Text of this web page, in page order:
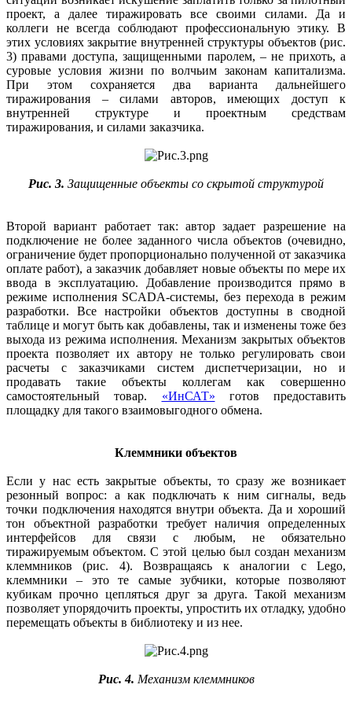
проект, а далее тиражировать все своими силами. Да и
коллеги не всегда соблюдают профессиональную этику. В
этих условиях закрытие внутренней структуры объектов (рис.
3) правами доступа, защищенными паролем, – не прихоть, а
суровые условия жизни по волчьим законам капитализма.
При этом сохраняется два варианта дальнейшего
тиражирования – силами авторов, имеющих доступ к
внутренней структуре и проектным средствам
тиражирования, и силами заказчика.
Рис. 3. Защищенные объекты со скрытой структурой
Второй вариант работает так: автор задает разрешение на
подключение не более заданного числа объектов (очевидно,
ограничение будет пропорционально полученной от заказчика
оплате работ), а заказчик добавляет новые объекты по мере их
ввода в эксплуатацию. Добавление производится прямо в
режиме исполнения SCADA-системы, без перехода в режим
разработки. Все настройки объектов доступны в сводной
таблице и могут быть как добавлены, так и изменены тоже без
выхода из режима исполнения. Механизм закрытых объектов
проекта позволяет их автору не только регулировать свои
расчеты с заказчиками систем диспетчеризации, но и
продавать такие объекты коллегам как совершенно
самостоятельный товар. «ИнСАТ» готов предоставить
площадку для такого взаимовыгодного обмена.
Клеммники объектов
Если у нас есть закрытые объекты, то сразу же возникает
резонный вопрос: а как подключать к ним сигналы, ведь
точки подключения находятся внутри объекта. Да и хороший
тон объектной разработки требует наличия определенных
интерфейсов для связи с любым, не обязательно
тиражируемым объектом. С этой целью был создан механизм
клеммников (рис. 4). Возвращаясь к аналогии с Lego,
клеммники – это те самые зубчики, которые позволяют
кубикам прочно цепляться друг за друга. Такой механизм
позволяет упорядочить проекты, упростить их отладку, удобно
перемещать объекты в библиотеку и из нее.
Рис. 4. Механизм клеммников